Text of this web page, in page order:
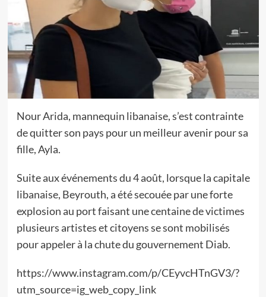
Nour Arida, mannequin libanaise, s’est contrainte
de quitter son pays pour un meilleur avenir pour sa
fille, Ayla.
Suite aux événements du 4 août, lorsque la capitale
libanaise, Beyrouth, a été secouée par une forte
explosion au port faisant une centaine de victimes
plusieurs artistes et citoyens se sont mobilisés
pour appeler à la chute du gouvernement Diab.
https://www.instagram.com/p/CEyvcHTnGV3/?
utm_source=ig_web_copy_link